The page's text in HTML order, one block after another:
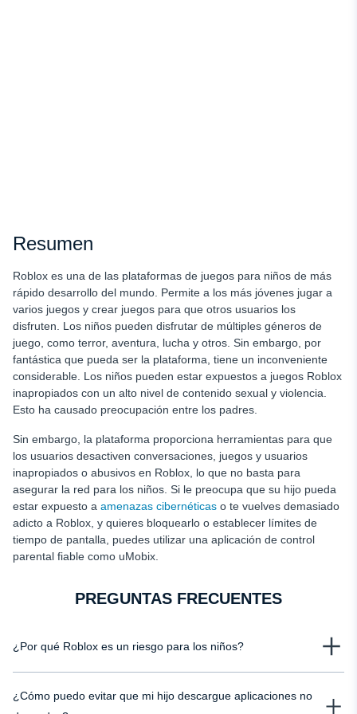
Resumen
Roblox es una de las plataformas de juegos para niños de más
rápido desarrollo del mundo. Permite a los más jóvenes jugar a
varios juegos y crear juegos para que otros usuarios los
disfruten. Los niños pueden disfrutar de múltiples géneros de
juego, como terror, aventura, lucha y otros. Sin embargo, por
fantástica que pueda ser la plataforma, tiene un inconveniente
considerable. Los niños pueden estar expuestos a juegos Roblox
inapropiados con un alto nivel de contenido sexual y violencia.
Esto ha causado preocupación entre los padres.
Sin embargo, la plataforma proporciona herramientas para que
los usuarios desactiven conversaciones, juegos y usuarios
inapropiados o abusivos en Roblox, lo que no basta para
asegurar la red para los niños. Si le preocupa que su hijo pueda
estar expuesto a amenazas cibernéticas o te vuelves demasiado
adicto a Roblox, y quieres bloquearlo o establecer límites de
tiempo de pantalla, puedes utilizar una aplicación de control
parental fiable como uMobix.
PREGUNTAS FRECUENTES
¿Por qué Roblox es un riesgo para los niños?
Aunque los creadores han implementado filtros de lenguaje en la función de
¿Cómo puedo evitar que mi hijo descargue aplicaciones no